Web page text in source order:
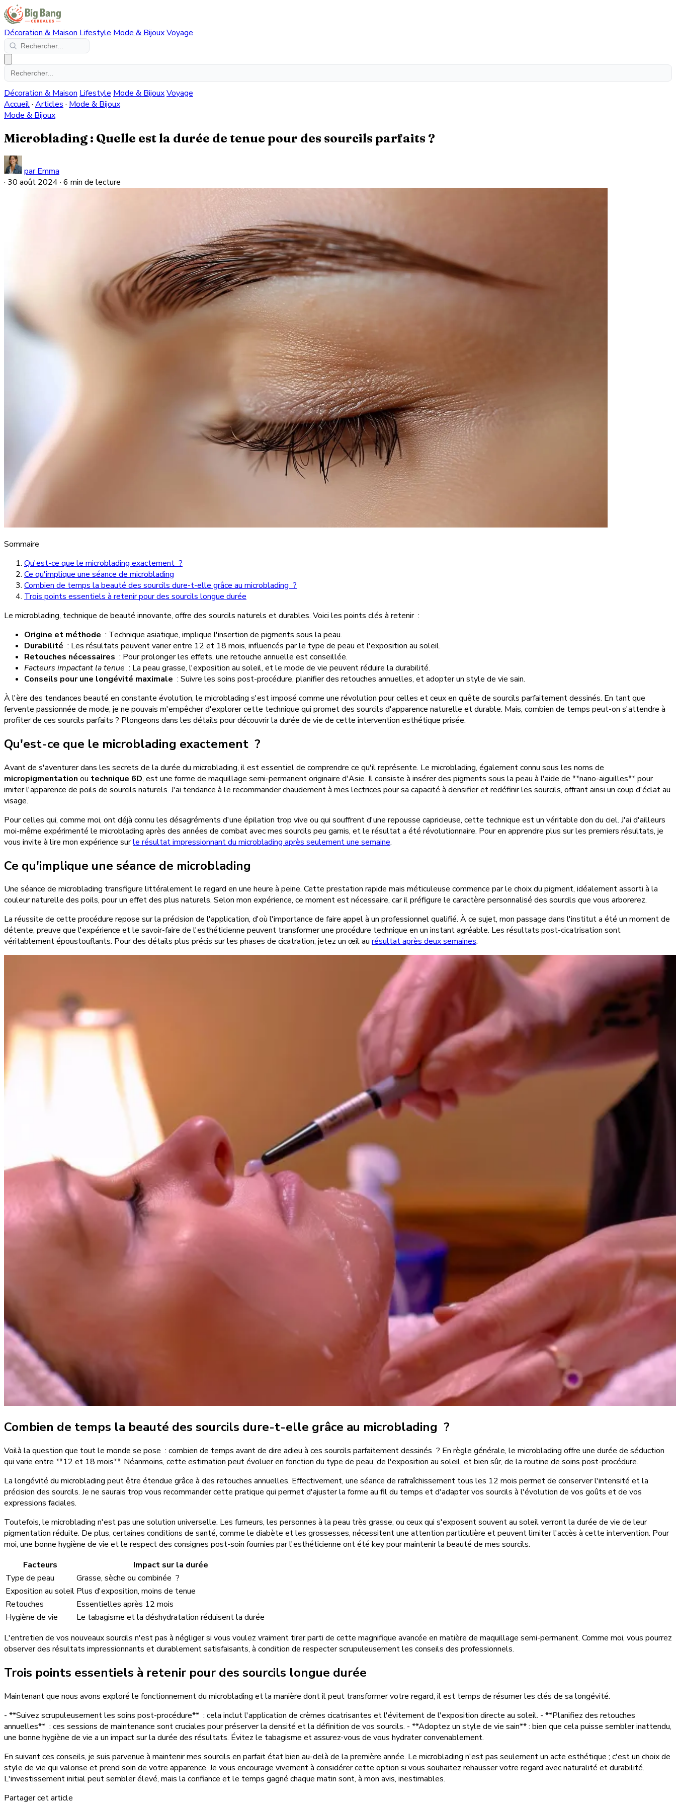
Décoration & Maison Lifestyle Mode & BijouxVoyage
Décoration & Maison Lifestyle Mode & BijouxVoyage
Accueil· Articles · Mode & Bijoux
Mode & Bijoux
Microblading : Quelle est la durée de tenue pour des sourcils parfaits ?
par Emma
· 30 août 2024 · 6 min de lecture
Sommaire
Qu'est-ce que le microblading exactement ?
Ce qu'implique une séance de microblading
Combien de temps la beauté des sourcils dure-t-elle grâce au microblading ?
Trois points essentiels à retenir pour des sourcils longue durée
Le microblading, technique de beauté innovante, offre des sourcils naturels et durables. Voici les points clés à retenir :
Origine et méthode : Technique asiatique, implique l'insertion de pigments sous la peau.
Durabilité : Les résultats peuvent varier entre 12 et 18 mois, influencés par le type de peau et l'exposition au soleil.
Retouches nécessaires : Pour prolonger les effets, une retouche annuelle est conseillée.
Facteurs impactant la tenue : La peau grasse, l'exposition au soleil, et le mode de vie peuvent réduire la durabilité.
Conseils pour une longévité maximale : Suivre les soins post-procédure, planifier des retouches annuelles, et adopter un style de vie sain.
À l'ère des tendances beauté en constante évolution, le microblading s'est imposé comme une révolution pour celles et ceux en quête de sourcils parfaitement dessinés. En tant que
fervente passionnée de mode, je ne pouvais m'empêcher d'explorer cette technique qui promet des sourcils d'apparence naturelle et durable. Mais, combien de temps peut-on s'attendre à
profiter de ces sourcils parfaits ? Plongeons dans les détails pour découvrir la durée de vie de cette intervention esthétique prisée.
Qu'est-ce que le microblading exactement ?
Avant de s'aventurer dans les secrets de la durée du microblading, il est essentiel de comprendre ce qu'il représente. Le microblading, également connu sous les noms de
micropigmentation ou technique 6D, est une forme de maquillage semi-permanent originaire d'Asie. Il consiste à insérer des pigments sous la peau à l'aide de **nano-aiguilles** pour
imiter l'apparence de poils de sourcils naturels. J'ai tendance à le recommander chaudement à mes lectrices pour sa capacité à densifier et redéfinir les sourcils, offrant ainsi un coup d'éclat au
visage.
Pour celles qui, comme moi, ont déjà connu les désagréments d'une épilation trop vive ou qui souffrent d'une repousse capricieuse, cette technique est un véritable don du ciel. J'ai d'ailleurs
moi-même expérimenté le microblading après des années de combat avec mes sourcils peu garnis, et le résultat a été révolutionnaire. Pour en apprendre plus sur les premiers résultats, je
vous invite à lire mon expérience surle résultat impressionnant du microblading après seulement une semaine.
Ce qu'implique une séance de microblading
Une séance de microblading transfigure littéralement le regard en une heure à peine. Cette prestation rapide mais méticuleuse commence par le choix du pigment, idéalement assorti à la
couleur naturelle des poils, pour un effet des plus naturels. Selon mon expérience, ce moment est nécessaire, car il préfigure le caractère personnalisé des sourcils que vous arborerez.
La réussite de cette procédure repose sur la précision de l'application, d'où l'importance de faire appel à un professionnel qualifié. À ce sujet, mon passage dans l'institut a été un moment de
détente, preuve que l'expérience et le savoir-faire de l'esthéticienne peuvent transformer une procédure technique en un instant agréable. Les résultats post-cicatrisation sont
véritablement époustouflants. Pour des détails plus précis sur les phases de cicatration, jetez un œil au résultat après deux semaines.
Combien de temps la beauté des sourcils dure-t-elle grâce au microblading ?
Voilà la question que tout le monde se pose : combien de temps avant de dire adieu à ces sourcils parfaitement dessinés ? En règle générale, le microblading offre une durée de séduction
qui varie entre **12 et 18 mois**. Néanmoins, cette estimation peut évoluer en fonction du type de peau, de l'exposition au soleil, et bien sûr, de la routine de soins post-procédure.
La longévité du microblading peut être étendue grâce à des retouches annuelles. Effectivement, une séance de rafraîchissement tous les 12 mois permet de conserver l'intensité et la
précision des sourcils. Je ne saurais trop vous recommander cette pratique qui permet d'ajuster la forme au fil du temps et d'adapter vos sourcils à l'évolution de vos goûts et de vos
expressions faciales.
Toutefois, le microblading n'est pas une solution universelle. Les fumeurs, les personnes à la peau très grasse, ou ceux qui s'exposent souvent au soleil verront la durée de vie de leur
pigmentation réduite. De plus, certaines conditions de santé, comme le diabète et les grossesses, nécessitent une attention particulière et peuvent limiter l'accès à cette intervention. Pour
moi, une bonne hygiène de vie et le respect des consignes post-soin fournies par l'esthéticienne ont été key pour maintenir la beauté de mes sourcils.
Facteurs
Impact sur la durée
Type de peau
Grasse, sèche ou combinée ?
Exposition au soleil Plus d'exposition, moins de tenue
Retouches
Essentielles après 12 mois
Hygiène de vie
Le tabagisme et la déshydratation réduisent la durée
L'entretien de vos nouveaux sourcils n'est pas à négliger si vous voulez vraiment tirer parti de cette magnifique avancée en matière de maquillage semi-permanent. Comme moi, vous pourrez
observer des résultats impressionnants et durablement satisfaisants, à condition de respecter scrupuleusement les conseils des professionnels.
Trois points essentiels à retenir pour des sourcils longue durée
Maintenant que nous avons exploré le fonctionnement du microblading et la manière dont il peut transformer votre regard, il est temps de résumer les clés de sa longévité.
- **Suivez scrupuleusement les soins post-procédure** : cela inclut l'application de crèmes cicatrisantes et l'évitement de l'exposition directe au soleil. - **Planifiez des retouches
annuelles** : ces sessions de maintenance sont cruciales pour préserver la densité et la définition de vos sourcils. - **Adoptez un style de vie sain** : bien que cela puisse sembler inattendu,
une bonne hygiène de vie a un impact sur la durée des résultats. Évitez le tabagisme et assurez-vous de vous hydrater convenablement.
En suivant ces conseils, je suis parvenue à maintenir mes sourcils en parfait état bien au-delà de la première année. Le microblading n'est pas seulement un acte esthétique ; c'est un choix de
style de vie qui valorise et prend soin de votre apparence. Je vous encourage vivement à considérer cette option si vous souhaitez rehausser votre regard avec naturalité et durabilité.
L'investissement initial peut sembler élevé, mais la confiance et le temps gagné chaque matin sont, à mon avis, inestimables.
Partager cet article